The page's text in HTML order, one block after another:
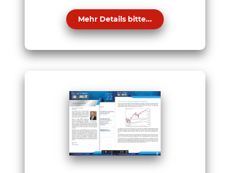
Mehr Details bitte...